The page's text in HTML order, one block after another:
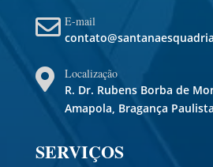
 E-mail

Localização
R. Dr. Rubens Borba de
Amapola, Bragança
SERVIÇOS